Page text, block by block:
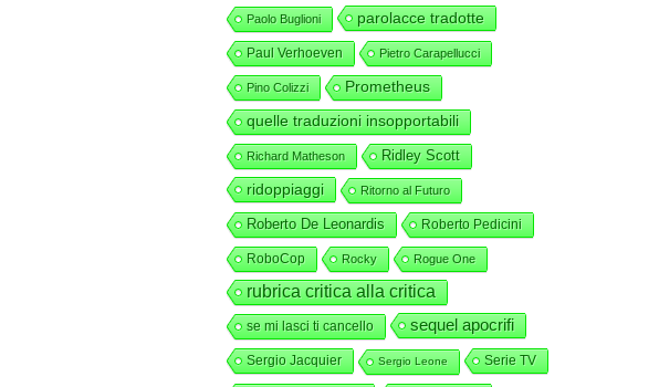
Paolo Buglioni parolacce tradotte
Paul Verhoeven Pietro Carapellucci
Pino Colizzi Prometheus
quelle traduzioni insopportabili
Richard Matheson Ridley Scott
ridoppiaggi Ritorno al Futuro
Roberto De Leonardis Roberto Pedicini
RoboCop Rocky Rogue One
rubrica critica alla critica
se mi lasci ti cancello sequel apocrifi
Sergio Jacquier Sergio Leone Serie TV